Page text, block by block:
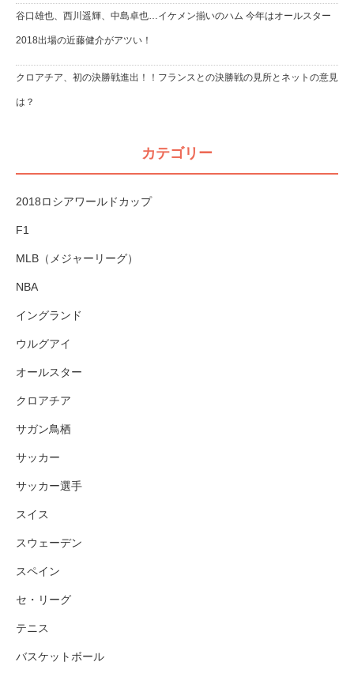
谷口雄也、西川遥輝、中島卓也…イケメン揃いのハム 今年はオールスター
2018出場の近藤健介がアツい！
クロアチア、初の決勝戦進出！！フランスとの決勝戦の見所とネットの意見
は？
カテゴリー
2018ロシアワールドカップ
F1
MLB（メジャーリーグ）
NBA
イングランド
ウルグアイ
オールスター
クロアチア
サガン鳥栖
サッカー
サッカー選手
スイス
スウェーデン
スペイン
セ・リーグ
テニス
バスケットボール